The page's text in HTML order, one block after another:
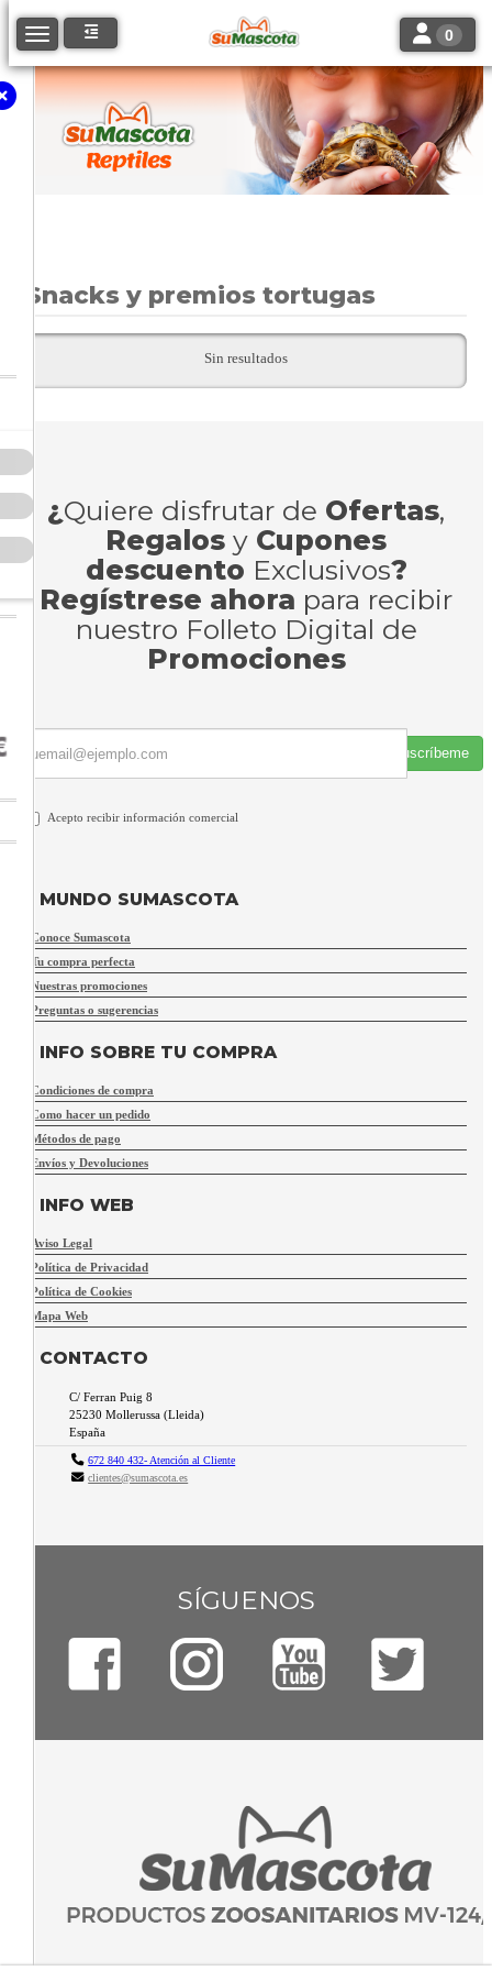
Toggle navigation Toggle
0
Snacks y premios tortugas
Sin resultados
¿Quiere disfrutar de Ofertas,
Regalos y Cupones
descuento Exclusivos?
Regístrese ahora para recibir
nuestro Folleto Digital de
Promociones
Suscríbeme
Acepto recibir información comercial
MUNDO SUMASCOTA
Conoce Sumascota
Tu compra perfecta
Nuestras promociones
Preguntas o sugerencias
INFO SOBRE TU COMPRA
Condiciones de compra
Como hacer un pedido
Métodos de pago
Envíos y Devoluciones
INFO WEB
Aviso Legal
Política de Privacidad
Política de Cookies
Mapa Web
CONTACTO
C/ Ferran Puig 8
25230 Mollerussa (Lleida)
España
672 840 432- Atención al Cliente
clientes@sumascota.es
SÍGUENOS